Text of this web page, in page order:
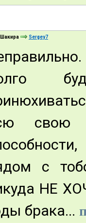
Шакира Sergey7
свою
с
НЕ
брака...